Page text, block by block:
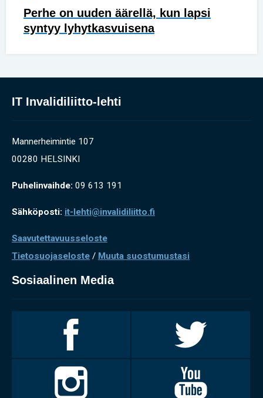
Perhe on uuden äärellä, kun lapsi
syntyy lyhytkasvuisena
IT Invalidiliitto-lehti
Mannerheimintie 107
00280 HELSINKI
Puhelinvaihde: 09 613 191
Sähköposti: it-lehti@invalidiliitto.fi
Saavutettavuusseloste
Tietosuojaseloste / Muuta suostumustasi
Sosiaalinen Media
Facebookissa
Twitterissä
Invalidiliitto
Instagramissa
Youtubessa